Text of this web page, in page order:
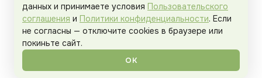
Organicwoman.ru . Все права защищены.
данных и принимаете условия Пользовательского
соглашения и Политики конфиденциальности. Если
не согласны — отключите cookies в браузере или
покиньте сайт.
ОК